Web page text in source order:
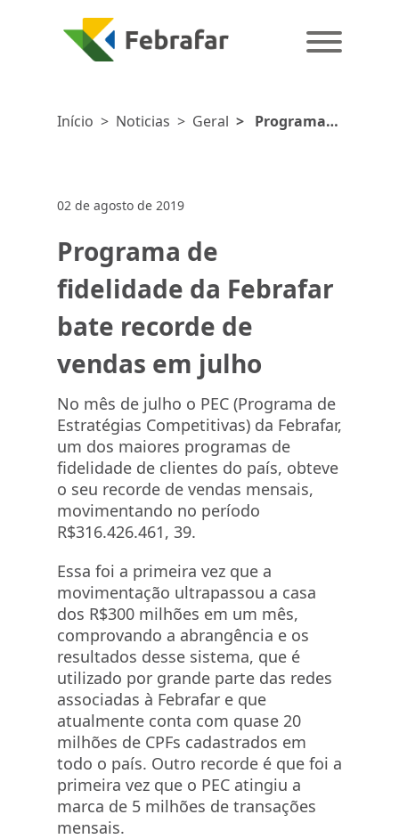
Início > Noticias > Geral > Programa
02 de agosto de 2019
Programa de
fidelidade da Febrafar
bate recorde de
vendas em julho
No mês de julho o PEC (Programa de
Estratégias Competitivas) da Febrafar,
um dos maiores programas de
fidelidade de clientes do país, obteve
o seu recorde de vendas mensais,
movimentando no período
R$316.426.461, 39.
Essa foi a primeira vez que a
movimentação ultrapassou a casa
dos R$300 milhões em um mês,
comprovando a abrangência e os
resultados desse sistema, que é
utilizado por grande parte das redes
associadas à Febrafar e que
atualmente conta com quase 20
milhões de CPFs cadastrados em
todo o país. Outro recorde é que foi a
primeira vez que o PEC atingiu a
marca de 5 milhões de transações
mensais.